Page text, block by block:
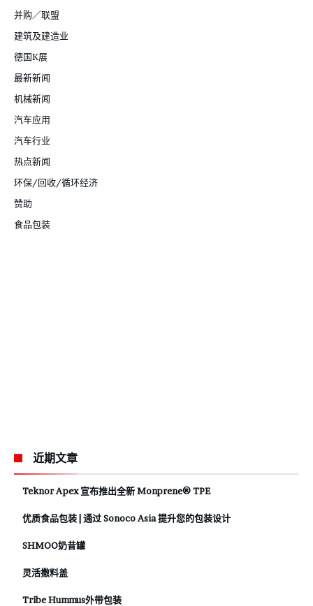
并购／联盟
建筑及建造业
德国K展
最新新闻
机械新闻
汽车应用
汽车行业
热点新闻
环保/回收/循环经济
赞助
食品包装
近期文章
Teknor Apex 宣布推出全新 Monprene® TPE
优质食品包装 | 通过 Sonoco Asia 提升您的包装设计
SHMOO奶昔罐
灵活撒料盖
Tribe Hummus外带包装